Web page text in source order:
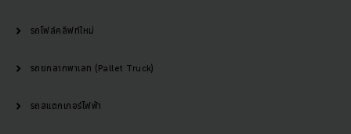
รถโฟล์คลิฟท์ใหม่
รถยกลากพาเลท (Pallet Truck)
รถสแตกเกอร์ไฟฟ้า